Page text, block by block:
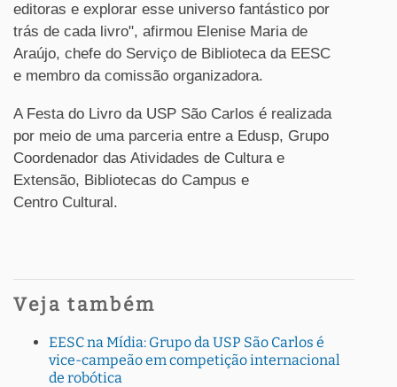
editoras e explorar esse universo fantástico por
trás de cada livro", afirmou Elenise Maria de
Araújo, chefe do Serviço de Biblioteca da EESC
e membro da comissão organizadora.
A Festa do Livro da USP São Carlos é realizada
por meio de uma parceria entre a Edusp, Grupo
Coordenador das Atividades de Cultura e
Extensão, Bibliotecas do Campus e
Centro Cultural.
Veja também
EESC na Mídia: Grupo da USP São Carlos é
vice-campeão em competição internacional
de robótica